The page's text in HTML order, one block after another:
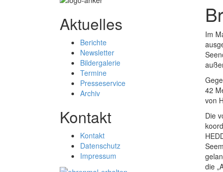
Aktuelles
Berichte
Newsletter
Bildergalerie
Termine
Presseservice
Archiv
Kontakt
Kontakt
Datenschutz
Impressum
Im
42
von
Die
die